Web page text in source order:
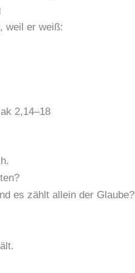
weil er weiß:
2,14–18
es zählt allein der Glaube?